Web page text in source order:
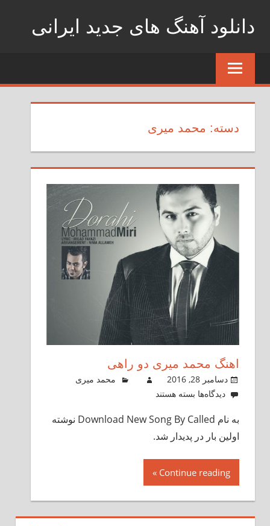
دانلود آهنگ های جدید ایرانی
دانلود
فول
دسته: محمد میری
اهنگ محمد میری دو راهی
دسامبر 28, 2016
محمد میری
دیدگاه‌ها برای
محمد
میری
بسته هستند
به نام Download New Song By Called نوشته
اولین بار در پدیدار شد.
Continue reading